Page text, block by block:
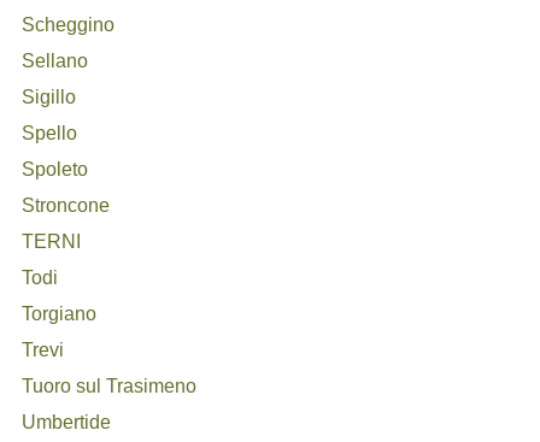
Scheggino
Sellano
Sigillo
Spello
Spoleto
Stroncone
TERNI
Todi
Torgiano
Trevi
Tuoro sul Trasimeno
Umbertide